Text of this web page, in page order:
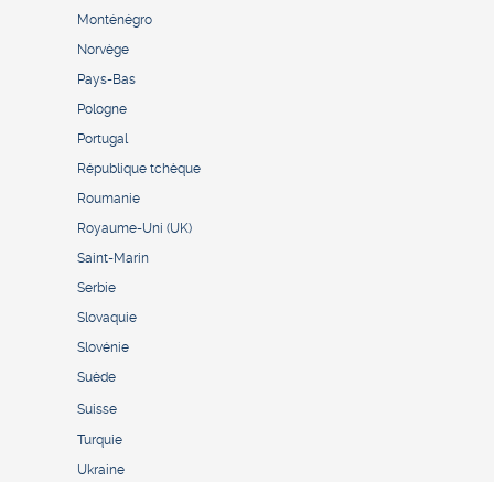
Monténégro
Norvège
Pays-Bas
Pologne
Portugal
République tchèque
Roumanie
Royaume-Uni (UK)
Saint-Marin
Serbie
Slovaquie
Slovénie
Suède
Suisse
Turquie
Ukraine